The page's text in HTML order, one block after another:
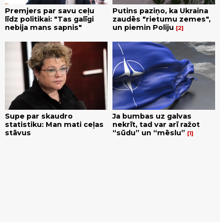
Premjers par savu ceļu
līdz politikai: "Tas galīgi
nebija mans sapnis"
Putins paziņo, ka Ukraina
zaudēs "rietumu zemes",
un piemin Poliju
2
Supe par skaudro
statistiku: Man mati ceļas
stāvus
Ja bumbas uz galvas
nekrīt, tad var arī ražot
“sūdu” un “mēslu”
1